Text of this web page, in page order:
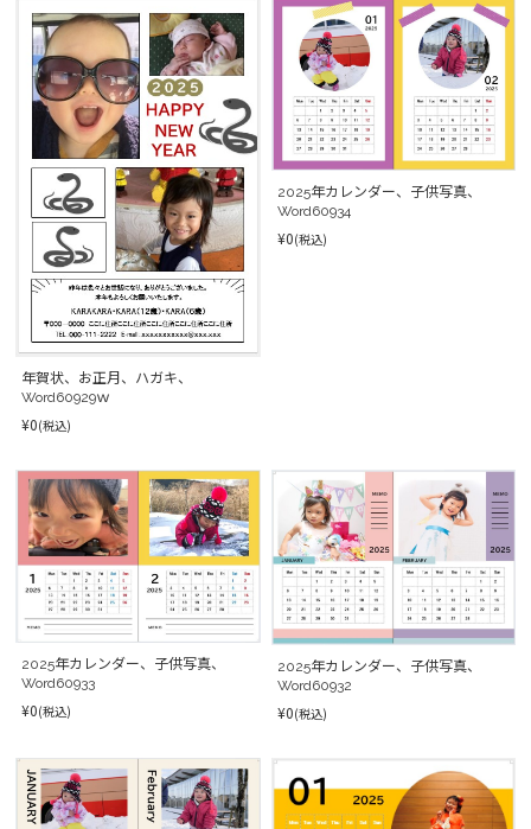
年賀状、お正月、ハガキ、
Word60929ｗ
¥0(税込)
2025年カレンダー、子供写真、
Word60934
¥0(税込)
2025年カレンダー、子供写真、
Word60933
¥0(税込)
2025年カレンダー、子供写真、
Word60932
¥0(税込)